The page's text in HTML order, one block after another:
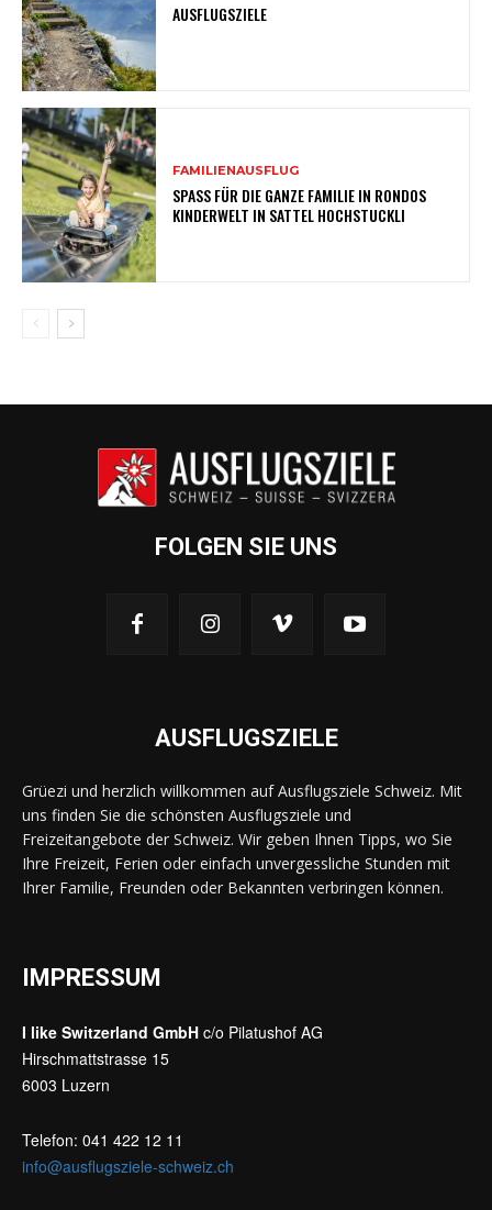
AUSFLUGSZIELE
FAMILIENAUSFLUG
SPASS FÜR DIE GANZE FAMILIE IN RONDOS
KINDERWELT IN SATTEL HOCHSTUCKLI
FOLGEN SIE UNS
AUSFLUGSZIELE
Grüezi und herzlich willkommen auf Ausflugsziele Schweiz. Mit
uns finden Sie die schönsten Ausflugsziele und
Freizeitangebote der Schweiz. Wir geben Ihnen Tipps, wo Sie
Ihre Freizeit, Ferien oder einfach unvergessliche Stunden mit
Ihrer Familie, Freunden oder Bekannten verbringen können.
IMPRESSUM
I like Switzerland GmbH c/o Pilatushof AG
Hirschmattstrasse 15
6003 Luzern
Telefon: 041 422 12 11
info@ausflugsziele-schweiz.ch